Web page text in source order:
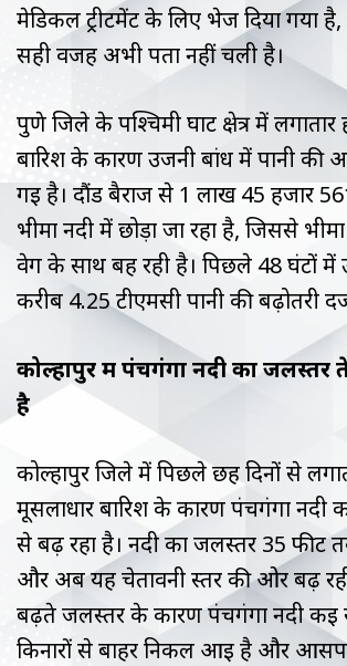
मेडिकल ट्रीटमेंट के लिए भेज दिया गया
सही वजह अभी पता नहीं चली है।
पुणे जिले के पश्चिमी घाट क्षेत्र में लगातार
बारिश के कारण उजनी बांध में पानी
गई है। दौंड बैराज से 1 लाख 45 हजार
भीमा नदी में छोड़ा जा रहा है, जिससे
वेग के साथ बह रही है। पिछले 48 घंटों में
करीब 4.25 टीएमसी पानी की बढ़ोतरी
कोल्हापुर में पंचगंगा नदी का जलस्तर
है
कोल्हापुर जिले में पिछले छह दिनों से
मूसलाधार बारिश के कारण पंचगंगा नदी
से बढ़ रहा है। नदी का जलस्तर 35 फीट
और अब यह चेतावनी स्तर की ओर बढ़
बढ़ते जलस्तर के कारण पंचगंगा नदी कई
किनारों से बाहर निकल आई है और